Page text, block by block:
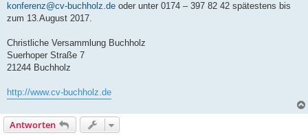
konferenz@cv-buchholz.de oder unter 0174 – 397 82 42 spätestens bis
zum 13.August 2017.
Christliche Versammlung Buchholz
Suerhoper Straße 7
21244 Buchholz
http://www.cv-buchholz.de
Antworten